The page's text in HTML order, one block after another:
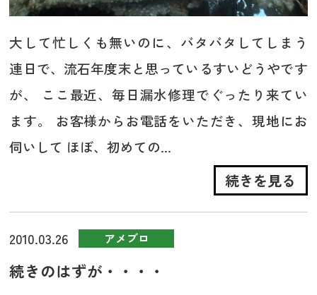
大して忙しくも無いのに、バタバタしてしまう
連日で、流石年度末と思っているすいどうやです
が、 ここ最近、毎日漏水修理でぐったり来てい
ます。 お客様からお電話をいただき、現地にお
伺いして ほぼ、初めての...
続きを見る
2010.03.26 アメブロ
続きのはずが・・・・